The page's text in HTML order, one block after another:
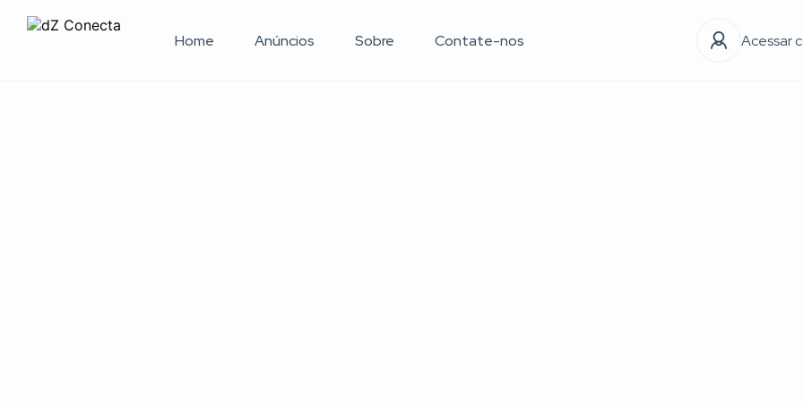
Home Anúncios Sobre Contate-nos Acessar